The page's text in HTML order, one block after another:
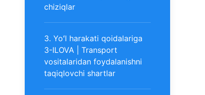
chiziqlar
3. Yoʻl harakati qoidalariga
3-ILOVA | Transport
vositalaridan foydalanishni
taqiqlovchi shartlar